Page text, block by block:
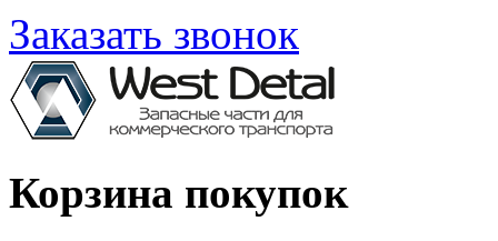
Заказать звонок
Корзина покупок